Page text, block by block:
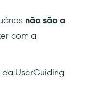
não são a
com a
da UserGuiding